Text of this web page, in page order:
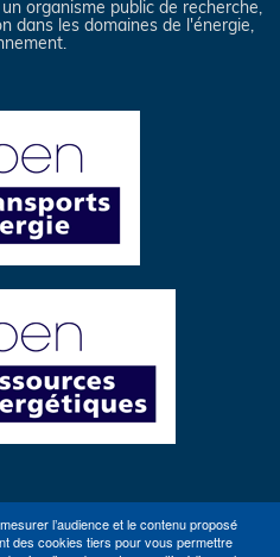
l’audience et le contenu proposé
des cookies tiers pour vous permettre
organisme public de recherche,
dans les domaines de l'énergie,